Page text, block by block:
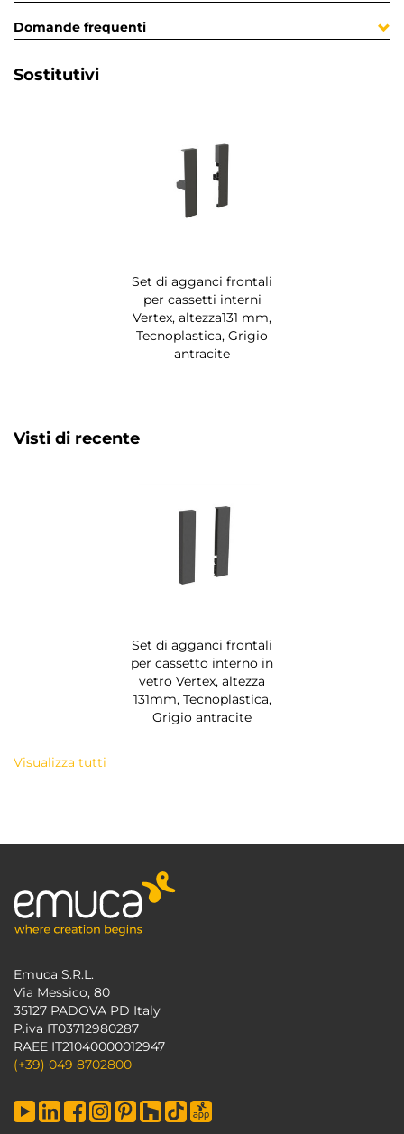
Domande frequenti
Sostitutivi
Set di agganci frontali
per cassetti interni
Vertex, altezza131 mm,
Tecnoplastica, Grigio
antracite
Visti di recente
Set di agganci frontali
per cassetto interno in
vetro Vertex, altezza
131mm, Tecnoplastica,
Grigio antracite
Visualizza tutti
Emuca S.R.L.
Via Messico, 80
35127 PADOVA PD Italy
P.iva IT03712980287
RAEE IT21040000012947
(+39) 049 8702800